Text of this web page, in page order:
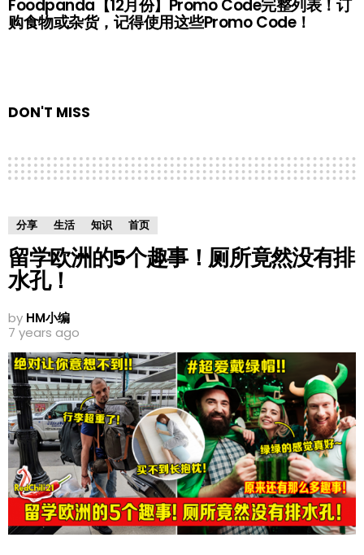
Foodpanda【12月份】Promo Code完整列表！订
购食物或杂货，记得使用这些Promo Code！
DON'T MISS
分享 生活 知识 首页
留学欧洲的5个趣事！厕所竟然没有排
水孔！
by HM小编
7 years ago